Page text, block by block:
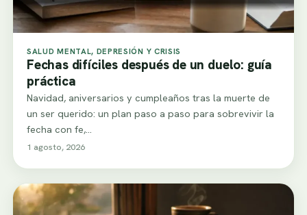
SALUD MENTAL, DEPRESIÓN Y CRISIS
Fechas difíciles después de un duelo: guía
práctica
Navidad, aniversarios y cumpleaños tras la muerte de
un ser querido: un plan paso a paso para sobrevivir la
fecha con fe,…
1 agosto, 2026